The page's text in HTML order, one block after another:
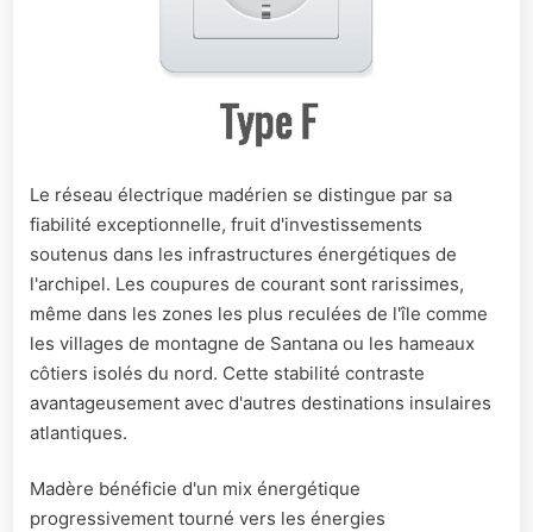
Le réseau électrique madérien se distingue par sa
fiabilité exceptionnelle, fruit d'investissements
soutenus dans les infrastructures énergétiques de
l'archipel. Les coupures de courant sont rarissimes,
même dans les zones les plus reculées de l'île comme
les villages de montagne de Santana ou les hameaux
côtiers isolés du nord. Cette stabilité contraste
avantageusement avec d'autres destinations insulaires
atlantiques.
Madère bénéficie d'un mix énergétique
progressivement tourné vers les énergies